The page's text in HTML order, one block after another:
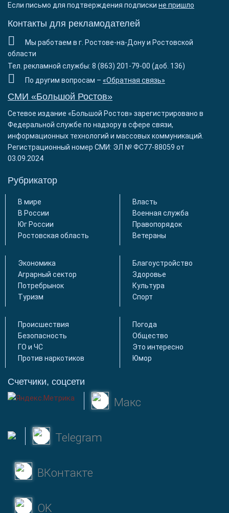
Если письмо для подтверждения подписки не пришло
Контакты для рекламодателей
Мы работаем в г. Ростове-на-Дону и Ростовской
области
Тел. рекламной службы: 8 (863) 201-79-00 (доб. 136)
По другим вопросам – «Обратная связь»
СМИ «Большой Ростов»
Сетевое издание «Большой Ростов» зарегистрировано в
Федеральной службе по надзору в сфере связи,
информационных технологий и массовых коммуникаций.
Регистрационный номер СМИ: ЭЛ № ФС77-88059 от
03.09.2024
Рубрикатор
В мире
В России
Юг России
Ростовская область
Власть
Военная служба
Правопорядок
Ветераны
Экономика
Аграрный сектор
Потребрынок
Туризм
Благоустройство
Здоровье
Культура
Спорт
Происшествия
Безопасность
ГО и ЧС
Против наркотиков
Погода
Общество
Это интересно
Юмор
Счетчики, соцсети
Макс
Telegram
ВКонтакте
OK